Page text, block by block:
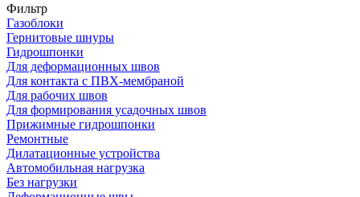
Фильтр
Газоблоки
Гернитовые шнуры
Гидрошпонки
Для деформационных швов
Для контакта с ПВХ-мембраной
Для рабочих швов
Для формирования усадочных швов
Прижимные гидрошпонки
Ремонтные
Дилатационные устройства
Автомобильная нагрузка
Без нагрузки